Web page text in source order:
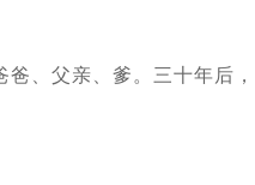
爸、父亲、爹。三十年后